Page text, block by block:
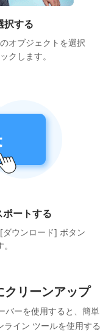
択する
オブジェクトを選択
クします。
ートする
ウンロード] ボタン
クリーンアップ
バーを使用すると、簡単
イン ツールを使用する